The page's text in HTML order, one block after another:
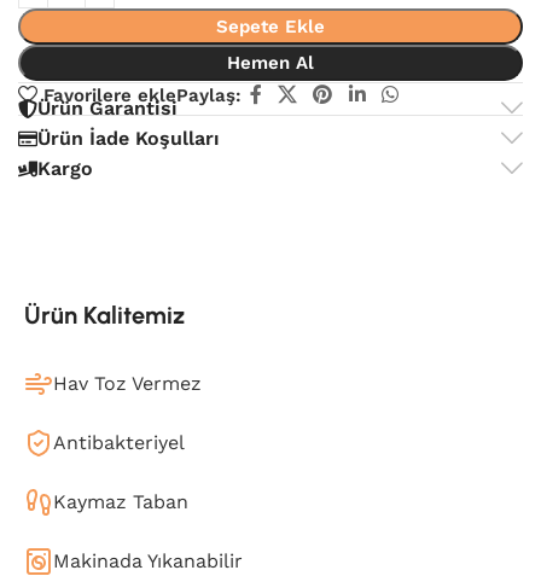
Sepete Ekle
Hemen Al
Favorilere eklePaylaş:
Ürün Garantisi
Ürün İade Koşulları
Kargo
Ürün Kalitemiz
Hav Toz Vermez
Antibakteriyel
Kaymaz Taban
Makinada Yıkanabilir